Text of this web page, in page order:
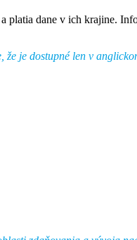
platia dane v ich krajine.
že je dostupné len v